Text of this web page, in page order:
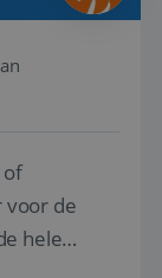
of
voor de
hele